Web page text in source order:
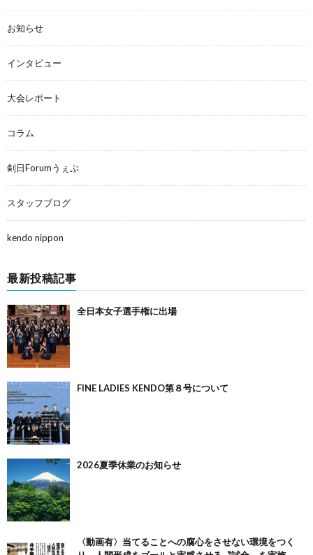
お知らせ
インタビュー
大会レポート
コラム
剣日Forumうぇぶ
スタッフブログ
kendo nippon
最新投稿記事
全日本女子選手権に出場
FINE LADIES KENDO第８号について
2026夏季休業のお知らせ
〈動画有〉当てることへの腐心をさせない環境をつく